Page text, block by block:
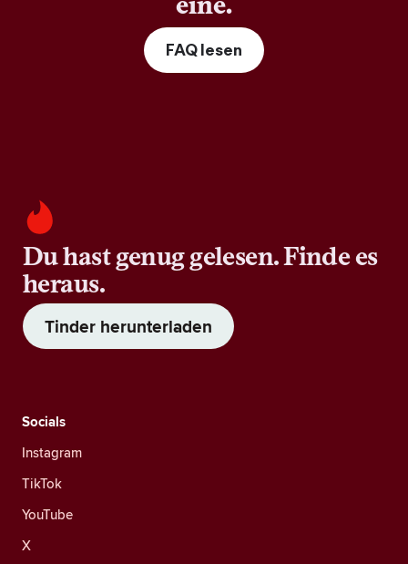
FAQ lesen
Du hast genug gelesen. Finde es
heraus.
Tinder herunterladen
Socials
Instagram
TikTok
YouTube
X